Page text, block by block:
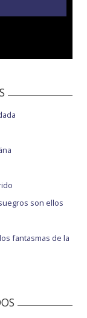
son ellos
fantasmas de la